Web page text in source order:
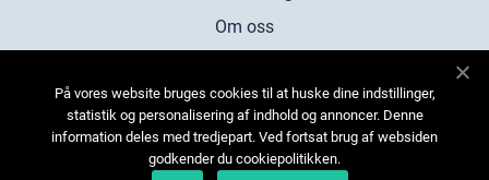
Om oss
Kontakta oss
Sitemap
På vores website bruges cookies til at huske dine indstillinger,
statistik og personalisering af indhold og annoncer. Denne
information deles med tredjepart. Ved fortsat brug af websiden
godkender du cookiepolitikken.